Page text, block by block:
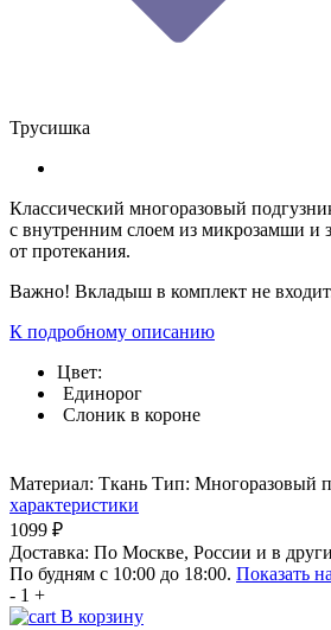
Трусишка
Классический многоразовый
с внутренним слоем из микрозамши и
от протекания.
Важно! Вкладыш в комплект не
К подробному описанию
Цвет:
Единорог
Слоник в короне
Материал: Ткань Тип: Многоразовый
характеристики
1099 ₽
Доставка: По Москве, России и в
По будням с 10:00 до 18:00. Показать
- 1 +
В корзину